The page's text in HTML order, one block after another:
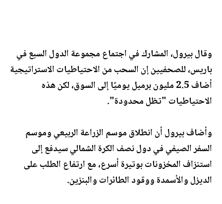
وقال بيرول، المشارك في اجتماع مجموعة الدول السبع في
باريس، للصحفيين إن السحب من الاحتياطيات الاستراتيجية
أضاف 2.5 مليون برميل يوميًا إلى السوق، لكن هذه
الاحتياطيات "تظل محدودة".
وأضاف بيرول أن انطلاق موسم الزراعة الربيعي وموسم
السفر الصيفي في دول نصف الكرة الشمالي سيدفع إلى
استنزاف المخزونات بوتيرة أسرع، مع ارتفاع الطلب على
الديزل والأسمدة ووقود الطائرات والبنزين.